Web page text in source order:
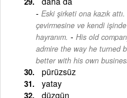
Eski şirketi ona kazık
çevirmesine ve kendi
hayranım. - His old
admire the way he turned
better with his own
pürüzsüz
yatay
düzgün